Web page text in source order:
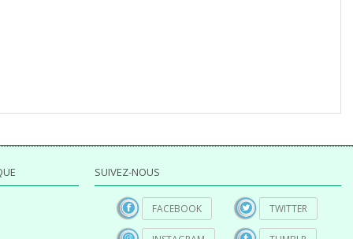
SUIVEZ-NOUS
FACEBOOK TWITTER